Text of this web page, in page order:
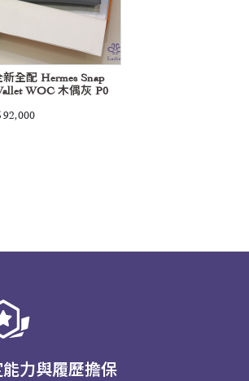
新全配 Hermes Snap
WOC 木偶灰 P0
92,000
力與履歷擔保